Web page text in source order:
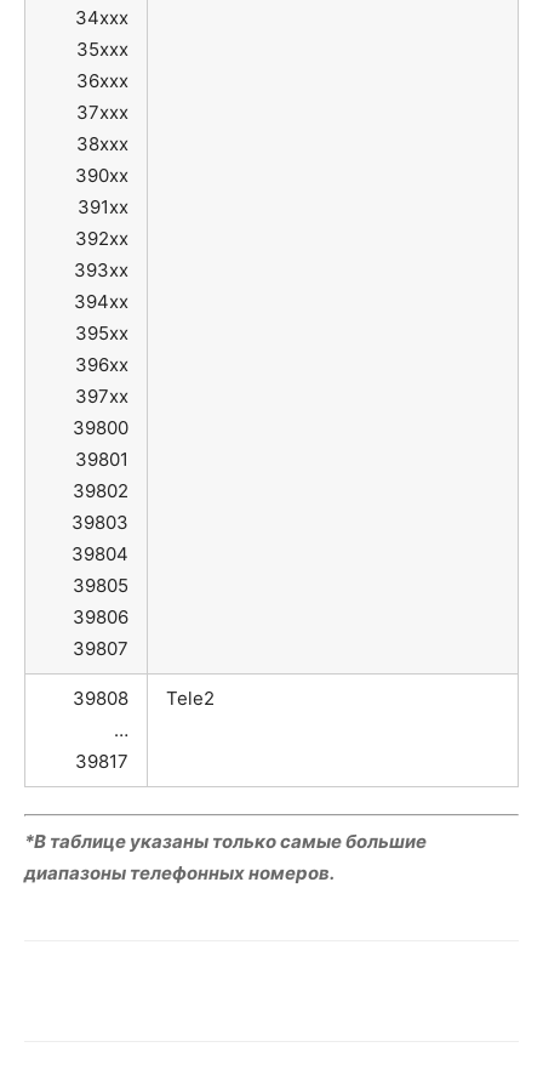
34xxx
35xxx
36xxx
37xxx
38xxx
390xx
391xx
392xx
393xx
394xx
395xx
396xx
397xx
39800
39801
39802
39803
39804
39805
39806
39807
39808
…
39817
Tele2
*В таблице указаны только самые большие
диапазоны телефонных номеров.